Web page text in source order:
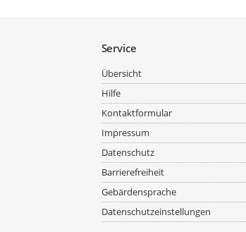
Service
Übersicht
Hilfe
Kontaktformular
Impressum
Datenschutz
Barrierefreiheit
Gebärdensprache
Datenschutzeinstellungen